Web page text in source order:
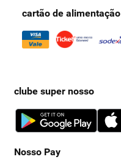
cartão de alimentação
clube super nosso
Nosso Pay